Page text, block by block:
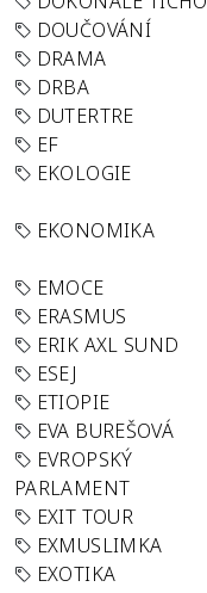
DOUČOVÁNÍ
DRAMA
DRBA
DUTERTRE
EF
EKOLOGIE
EKONOMIKA
EMOCE
ERASMUS
ERIK AXL SUND
ESEJ
ETIOPIE
EVA BUREŠOVÁ
EVROPSKÝ
PARLAMENT
EXIT TOUR
EXMUSLIMKA
EXOTIKA